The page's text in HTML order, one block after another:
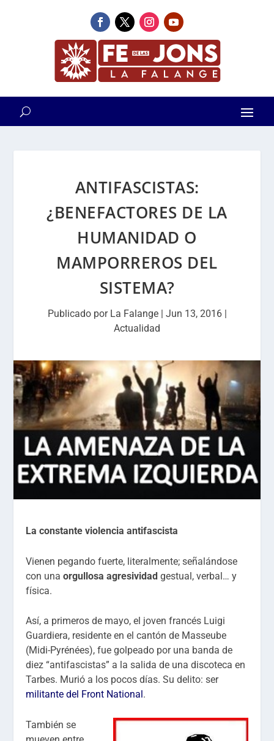
ANTIFASCISTAS:
¿BENEFACTORES DE LA
HUMANIDAD O
MAMPORREROS DEL
SISTEMA?
Publicado por La Falange| Jun 13, 2016|
Actualidad
La constante violencia antifascista
Vienen pegando fuerte, literalmente; señalándose
con unaorgullosa agresividad gestual, verbal… y
física.
Así, a primeros de mayo, el joven francés Luigi
Guardiera, residente en el cantón de Masseube
(Midi-Pyrénées), fue golpeado por una banda de
diez “antifascistas” a la salida de una discoteca en
Tarbes. Murió a los pocos días. Su delito: ser
militante del Front National .
También se